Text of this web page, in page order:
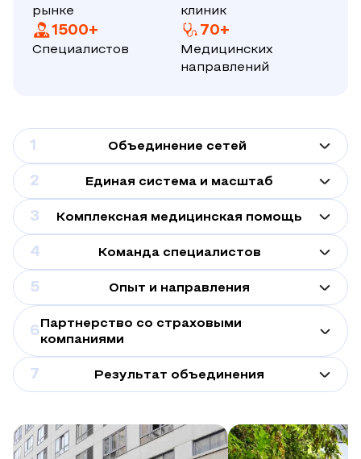
рынке
клиник
1500+
Специалистов
70+
Медицинских
направлений
1 Объединение сетей
2 Единая система и масштаб
3 Комплексная медицинская помощь
4 Команда специалистов
5 Опыт и направления
6 Партнерство со страховыми
компаниями
7 Результат объединения